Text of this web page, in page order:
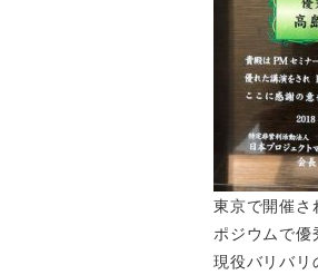
東京で開催さ
ポジウムで優
現役バリバ